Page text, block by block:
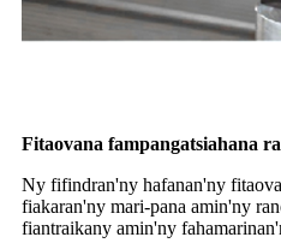
Fitaovana fampangatsiahana
Ny fifindran'ny hafanan'ny
fiakaran'ny mari-pana amin'ny
fiantraikany amin'ny